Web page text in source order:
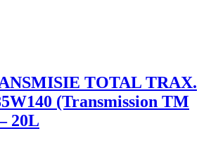
TOTAL TRAX.
(Transmission TM
20L